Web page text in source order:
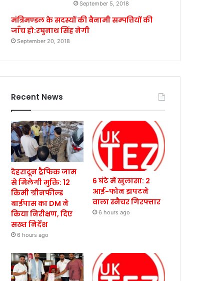
September 5, 2018
मंत्रिमण्डल के सदस्यों की बैनामी सम्पत्तियों की
जाँच हो:रघुनाथ सिंह नेगी
September 20, 2018
Recent News
देहरादून ट्रैफिक जाम
से मिलेगी मुक्ति: 12
किमी ग्रीनफील्ड
बाईपास का DM ने
किया निरीक्षण, दिए
सख्त निर्देश
6 hours ago
6 घंटे में खुलासा: 2
आई-फोन झपटने
वाला स्नैचर गिरफ्तार
6 hours ago